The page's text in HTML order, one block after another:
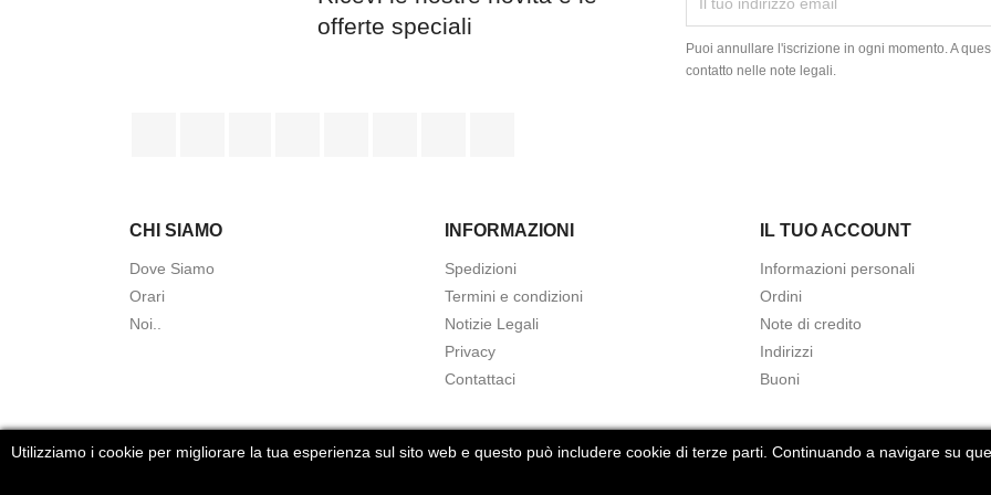
offerte speciali
Puoi annullare l'iscrizione in ogni momento. A
contatto nelle note legali.
CHI SIAMO
Dove Siamo
Orari
Noi..
INFORMAZIONI
Spedizioni
Termini e condizioni
Notizie Legali
Privacy
Contattaci
IL TUO ACCOUNT
Informazioni personali
Ordini
Note di credito
Indirizzi
Buoni
© 2026 - negozio online creato con PrestaShop™
Utilizziamo i cookie per migliorare la tua esperienza sul sito web e questo può includere cookie di terze parti. Continuando a navigare su